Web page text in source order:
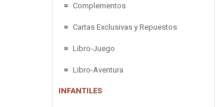
Complementos
Cartas Exclusivas y Repuestos
Libro-Juego
Libro-Aventura
INFANTILES